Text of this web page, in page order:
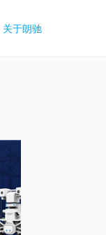
关于朗驰